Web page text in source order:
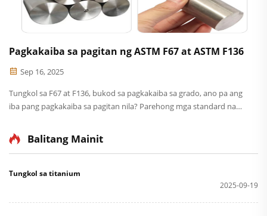
Pagkakaiba sa pagitan ng ASTM F67 at ASTM F136
Sep 16, 2025
Tungkol sa F67 at F136, bukod sa pagkakaiba sa grado, ano pa ang
iba pang pagkakaiba sa pagitan nila? Parehong mga standard na
tumutukoy sa purong titanium, at ang kinakailangan para sa
oksiheno i...
Balitang Mainit
Tungkol sa titanium
2025-09-19